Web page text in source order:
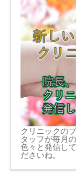
クリニックの
タッフが毎月
色々と発信し
ださいね。